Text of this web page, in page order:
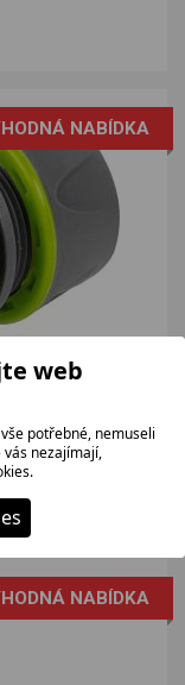
NABÍDKA
o průměru 1/2"
vody při...
NABÍDKA
web
potřebné, nemuseli
vás nezajímají,